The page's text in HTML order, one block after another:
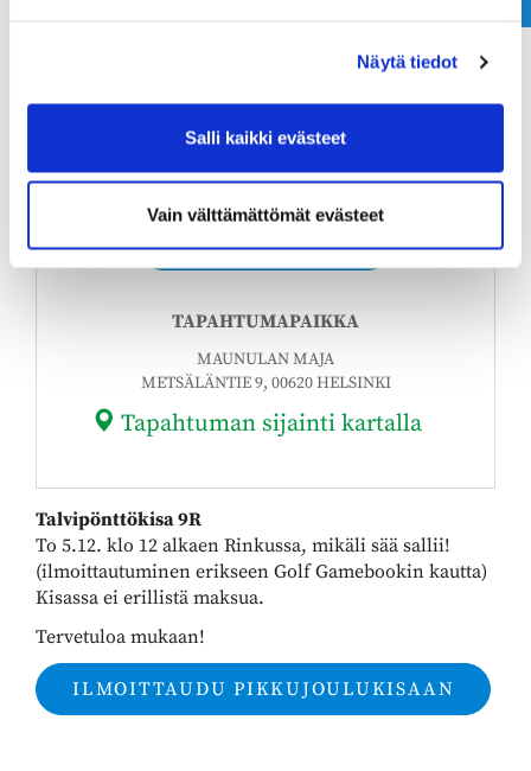
Näytä tiedot
Salli kaikki evästeet
Vain välttämättömät evästeet
- 23:55
ILMOITTAUDU
TAPAHTUMAPAIKKA
MAUNULAN MAJA
METSÄLÄNTIE 9, 00620 HELSINKI
Tapahtuman sijainti kartalla
Talvipönttökisa9R
To 5.12. klo 12 alkaen Rinkussa, mikäli sää sallii!
(ilmoittautuminen erikseen Golf Gamebookin kautta)
Kisassa ei erillistä maksua.
Tervetuloa mukaan!
ILMOITTAUDU PIKKUJOULUKISAAN